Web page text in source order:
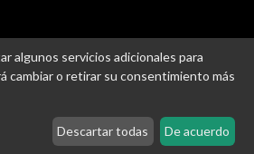
de cookies-Ajustes de Cookies
algunos servicios adicionales para
cambiar o retirar su consentimiento más
Descartar todas De acuerdo